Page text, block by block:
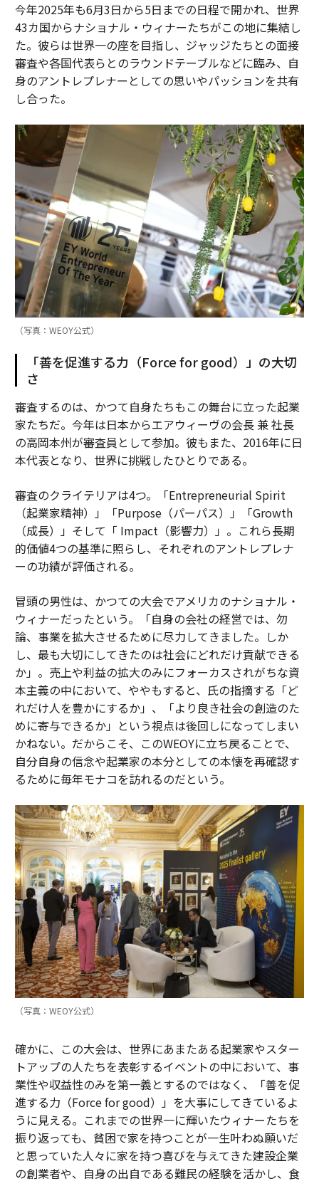
今年2025年も6月3日から5日までの日程で開かれ、世界
43カ国からナショナル・ウィナーたちがこの地に集結し
た。彼らは世界一の座を目指し、ジャッジたちとの面接
審査や各国代表らとのラウンドテーブルなどに臨み、自
身のアントレプレナーとしての思いやパッションを共有
し合った。
（写真：WEOY公式）
「善を促進する力（Force for good）」の大切
さ
審査するのは、かつて自身たちもこの舞台に立った起業
家たちだ。今年は日本からエアウィーヴの会長 兼 社長
の高岡本州が審査員として参加。彼もまた、2016年に日
本代表となり、世界に挑戦したひとりである。
審査のクライテリアは4つ。「Entrepreneurial Spirit
（起業家精神）」「Purpose（パーパス）」「Growth
（成長）」そして「 Impact（影響力）」。これら長期
的価値4つの基準に照らし、それぞれのアントレプレナ
ーの功績が評価される。
冒頭の男性は、かつての大会でアメリカのナショナル・
ウィナーだったという。「自身の会社の経営では、勿
論、事業を拡大させるために尽力してきました。しか
し、最も大切にしてきたのは社会にどれだけ貢献できる
か」。売上や利益の拡大のみにフォーカスされがちな資
本主義の中において、ややもすると、氏の指摘する「ど
れだけ人を豊かにするか」、「より良き社会の創造のた
めに寄与できるか」という視点は後回しになってしまい
かねない。だからこそ、このWEOYに立ち戻ることで、
自分自身の信念や起業家の本分としての本懐を再確認す
るために毎年モナコを訪れるのだという。
（写真：WEOY公式）
確かに、この大会は、世界にあまたある起業家やスター
トアップの人たちを表彰するイベントの中において、事
業性や収益性のみを第一義とするのではなく、「善を促
進する力（Force for good）」を大事にしてきているよ
うに見える。これまでの世界一に輝いたウィナーたちを
振り返っても、貧困で家を持つことが一生叶わぬ願いだ
と思っていた人々に家を持つ喜びを与えてきた建設企業
の創業者や、自身の出自である難民の経験を活かし、食